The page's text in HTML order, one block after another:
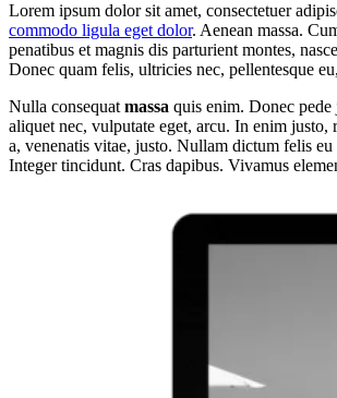
Lorem ipsum dolor sit amet, consectetuer
commodo ligula eget dolor. Aenean massa.
penatibus et magnis dis parturient montes,
Donec quam felis, ultricies nec, pellentesque
Nulla consequatmassa quis enim. Donec
aliquet nec, vulputate eget, arcu. In enim justo,
a, venenatis vitae, justo. Nullam dictum felis
Integer tincidunt. Cras dapibus. Vivamus